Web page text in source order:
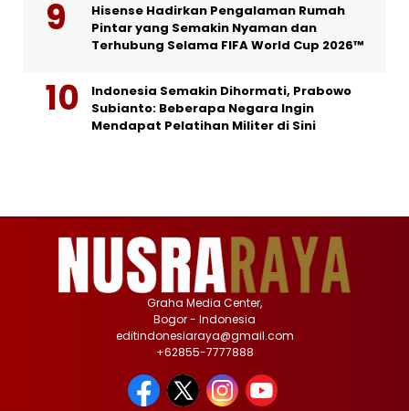
Hisense Hadirkan Pengalaman Rumah
Pintar yang Semakin Nyaman dan
Terhubung Selama FIFA World Cup 2026™
Indonesia Semakin Dihormati, Prabowo
Subianto: Beberapa Negara Ingin
Mendapat Pelatihan Militer di Sini
Graha Media Center,
Bogor - Indonesia
editindonesiaraya@gmail.com
+62855-7777888